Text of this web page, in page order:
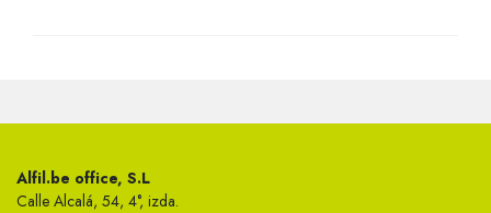
Alfil.be office, S.L
Calle Alcalá, 54, 4°, izda.